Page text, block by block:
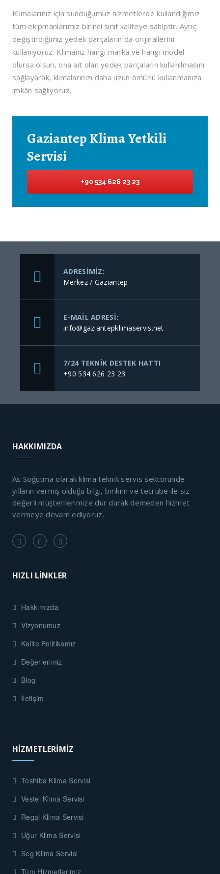
Klimalarınız için sunduğumuz hizmetlerde kullandığımız
tüm ekipmanlarımız birinci sınıf kaliteye sahiptir. Ayrıç
değiştirdiğimiz yedek parçaların da orijinallerini
kullanıyoruz. Klimanız hangi marka ve hangi model
olursa olsun, ona ait olan yedek parçaların kullanılmasını
sağlayarak, klimalarınızı daha uzun ömürlü kullanmanıza
imkân sağlıyoruz.
Gaziantep Klima Yetkili
Servisi
+90 534 626 23 23
ADRESIMIZ:
Merkez / Gaziantep
E-MAIL ADRESI:
info@gaziantepklimaservis.net
7/24 TEKNIK DESTEK HATTI
+90 534 626 23 23
HAKKIMIZDA
As Soğutma olarak klima teknik servis sektöründe
yılların vermiş olduğu bilgi, birikim ve tecrübe ile siz
değerli müşterilerimize dur durak demeden hizmet
vermeye devam ediyoruz.
HIZLI LİNKLER
Hakkımızda
Vizyonumuz
Kalite Politikamız
Değerlerimiz
Blog
İletişim
HİZMETLERİMİZ
Toshiba Klima Servisi
Vestel Klima Servisi
Regal Klima Servisi
Uğur Klima Servisi
Seg Klima Servisi
Tüm Hizmetlerimiz